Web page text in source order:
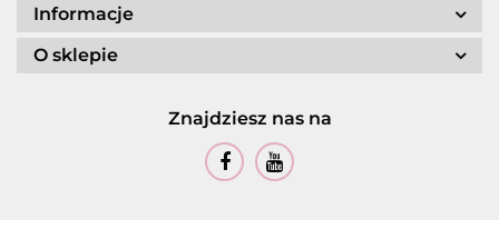
Informacje
O sklepie
Znajdziesz nas na